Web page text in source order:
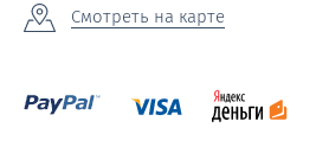
Смотреть на карте